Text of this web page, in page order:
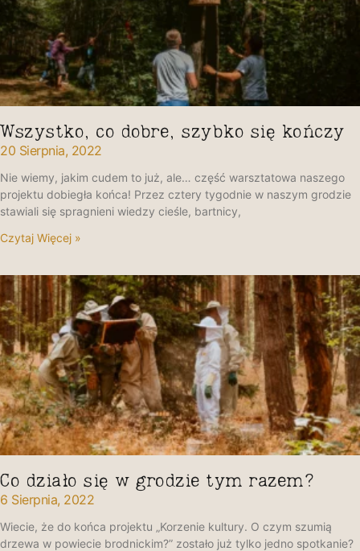
Wszystko, co dobre, szybko się kończy
20 Sierpnia, 2022
Nie wiemy, jakim cudem to już, ale… część warsztatowa naszego
projektu dobiegła końca! Przez cztery tygodnie w naszym grodzie
stawiali się spragnieni wiedzy cieśle, bartnicy,
Czytaj Więcej »
Co działo się w grodzie tym razem?
6 Sierpnia, 2022
Wiecie, że do końca projektu „Korzenie kultury. O czym szumią
drzewa w powiecie brodnickim?” zostało już tylko jedno spotkanie?